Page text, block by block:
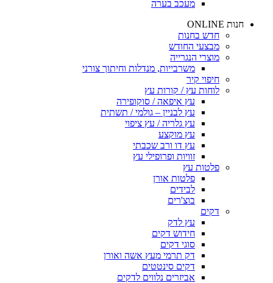
מעכב בערה
חנות ONLINE
חדש בחנות
מבצעי החודש
מוצרי הנגרייה
משרבייות, מנדלות וחיתוך צורני
חיפוי קיר
לוחות עץ / קורות עץ
עץ איפאה / סוקופירה
עץ לבניין – גולמי / תשתית
עץ גלריה / עץ ציפוי
עץ מוקצע
עץ דו ורב שכבתי
זוויות ופרופילי עץ
פלטות עץ
פלטות אורן
לבידים
בוצ'רים
דקים
עץ לדק
חידוש דקים
סוגי דקים
דק תרמי מעץ אשה ואורן
דקים סינטטים
אביזרים נלווים לדקים